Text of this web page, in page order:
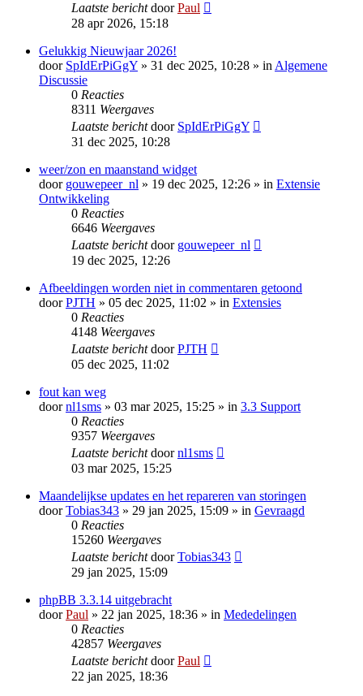
Laatste berichtdoorPaul
28 apr 2026, 15:18
Gelukkig Nieuwjaar 2026!
door SpIdErPiGgY » 31 dec 2025, 10:28 » inAlgemene
Discussie
0 Reacties
8311 Weergaves
Laatste berichtdoor SpIdErPiGgY
31 dec 2025, 10:28
weer/zon en maanstand widget
door gouwepeer_nl » 19 dec 2025, 12:26 » in Extensie
Ontwikkeling
0 Reacties
6646 Weergaves
Laatste berichtdoor gouwepeer_nl
19 dec 2025, 12:26
Afbeeldingen worden niet in commentaren getoond
doorPJTH » 05 dec 2025, 11:02 » in Extensies
0 Reacties
4148 Weergaves
Laatste berichtdoorPJTH
05 dec 2025, 11:02
fout kan weg
doornl1sms » 03 mar 2025, 15:25 » in 3.3 Support
0 Reacties
9357 Weergaves
Laatste berichtdoornl1sms
03 mar 2025, 15:25
Maandelijkse updates en het repareren van storingen
doorTobias343 » 29 jan 2025, 15:09 » in Gevraagd
0 Reacties
15260 Weergaves
Laatste berichtdoorTobias343
29 jan 2025, 15:09
phpBB 3.3.14 uitgebracht
doorPaul » 22 jan 2025, 18:36 » in Mededelingen
0 Reacties
42857 Weergaves
Laatste berichtdoorPaul
22 jan 2025, 18:36